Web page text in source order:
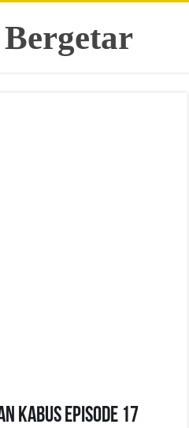
Kabus Episode 17